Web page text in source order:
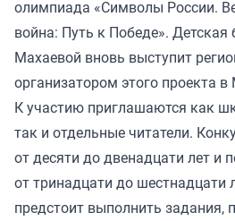
олимпиада «Символы России.
война: Путь к Победе». Детская
Махаевой вновь выступит
организатором этого проекта
К участию приглашаются как
так и отдельные читатели.
от десяти до двенадцати лет и
от тринадцати до шестнадцати
предстоит выполнить задания,